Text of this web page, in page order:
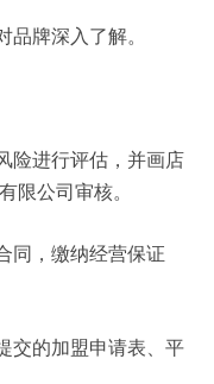
品牌深入了解。
险进行评估，并画店
限公司审核。
同，缴纳经营保证
交的加盟申请表、平